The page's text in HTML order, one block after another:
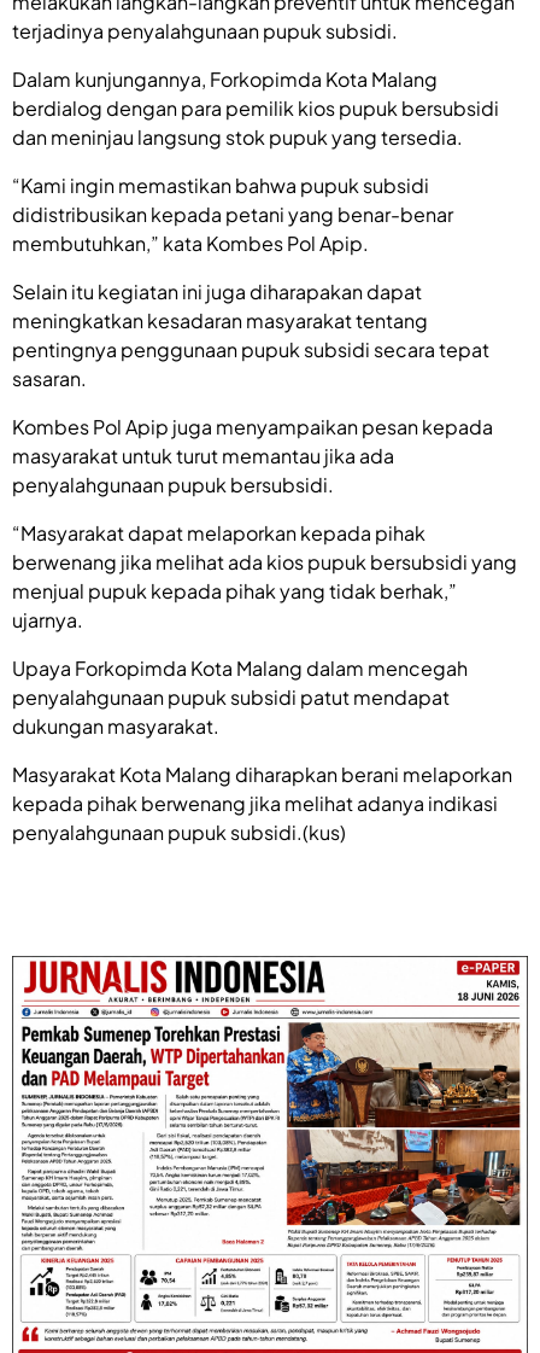
terjadinya penyalahgunaan pupuk subsidi.
Dalam kunjungannya, Forkopimda Kota Malang
berdialog dengan para pemilik kios pupuk bersubsidi
dan meninjau langsung stok pupuk yang tersedia.
“Kami ingin memastikan bahwa pupuk subsidi
didistribusikan kepada petani yang benar-benar
membutuhkan,” kata Kombes Pol Apip.
Selain itu kegiatan ini juga diharapakan dapat
meningkatkan kesadaran masyarakat tentang
pentingnya penggunaan pupuk subsidi secara tepat
sasaran.
Kombes Pol Apip juga menyampaikan pesan kepada
masyarakat untuk turut memantau jika ada
penyalahgunaan pupuk bersubsidi.
“Masyarakat dapat melaporkan kepada pihak
berwenang jika melihat ada kios pupuk bersubsidi yang
menjual pupuk kepada pihak yang tidak berhak,”
ujarnya.
Upaya Forkopimda Kota Malang dalam mencegah
penyalahgunaan pupuk subsidi patut mendapat
dukungan masyarakat.
Masyarakat Kota Malang diharapkan berani melaporkan
kepada pihak berwenang jika melihat adanya indikasi
penyalahgunaan pupuk subsidi.(kus)